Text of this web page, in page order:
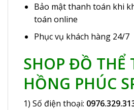
Bảo mật thanh toán khi
toán online
Phục vụ khách hàng 24/7
SHOP ĐỒ THỂ
HỒNG PHÚC
1) Số điện thoại: